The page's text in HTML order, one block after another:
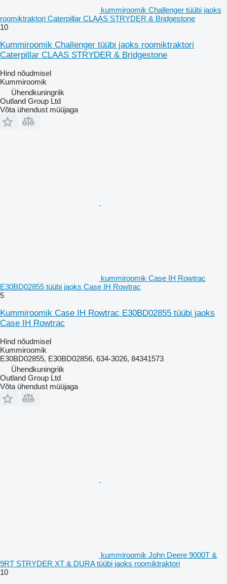
kummiroomik Challenger tüübi jaoks
roomiktraktori Caterpillar CLAAS STRYDER & Bridgestone
10
Kummiroomik Challenger tüübi jaoks roomiktraktori
Caterpillar CLAAS STRYDER & Bridgestone
Hind nõudmisel
Kummiroomik
Ühendkuningriik
Outland Group Ltd
Võta ühendust müüjaga
kummiroomik Case IH Rowtrac
E30BD02855 tüübi jaoks Case IH Rowtrac
5
Kummiroomik Case IH Rowtrac E30BD02855 tüübi jaoks
Case IH Rowtrac
Hind nõudmisel
Kummiroomik
E30BD02855, E30BD02856, 634-3026, 84341573
Ühendkuningriik
Outland Group Ltd
Võta ühendust müüjaga
kummiroomik John Deere 9000T &
9RT STRYDER XT & DURA tüübi jaoks roomiktraktori
10